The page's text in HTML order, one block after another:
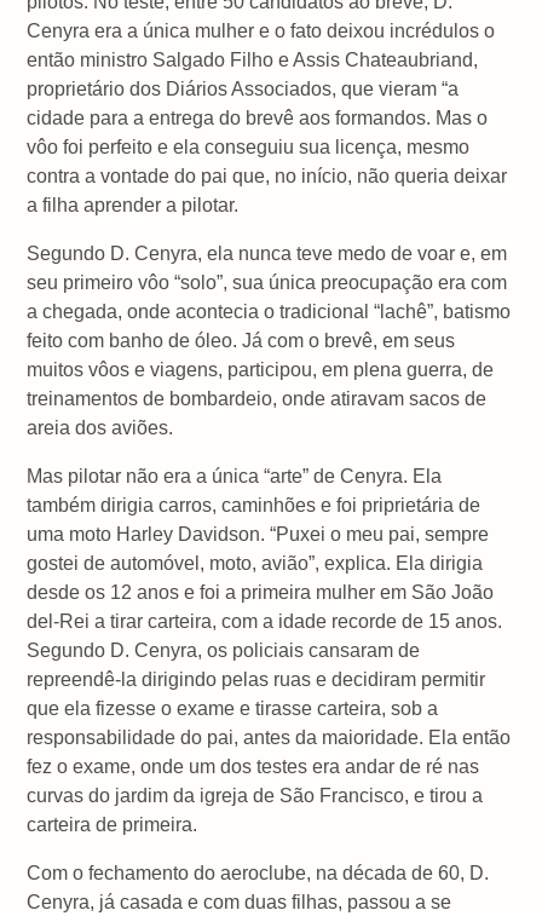
Cenyra era a única mulher e o fato deixou incrédulos o
então ministro Salgado Filho e Assis Chateaubriand,
proprietário dos Diários Associados, que vieram “a
cidade para a entrega do brevê aos formandos. Mas o
vôo foi perfeito e ela conseguiu sua licença, mesmo
contra a vontade do pai que, no início, não queria deixar
a filha aprender a pilotar.
Segundo D. Cenyra, ela nunca teve medo de voar e, em
seu primeiro vôo “solo”, sua única preocupação era com
a chegada, onde acontecia o tradicional “lachê”, batismo
feito com banho de óleo. Já com o brevê, em seus
muitos vôos e viagens, participou, em plena guerra, de
treinamentos de bombardeio, onde atiravam sacos de
areia dos aviões.
Mas pilotar não era a única “arte” de Cenyra. Ela
também dirigia carros, caminhões e foi priprietária de
uma moto Harley Davidson. “Puxei o meu pai, sempre
gostei de automóvel, moto, avião”, explica. Ela dirigia
desde os 12 anos e foi a primeira mulher em São João
del-Rei a tirar carteira, com a idade recorde de 15 anos.
Segundo D. Cenyra, os policiais cansaram de
repreendê-la dirigindo pelas ruas e decidiram permitir
que ela fizesse o exame e tirasse carteira, sob a
responsabilidade do pai, antes da maioridade. Ela então
fez o exame, onde um dos testes era andar de ré nas
curvas do jardim da igreja de São Francisco, e tirou a
carteira de primeira.
Com o fechamento do aeroclube, na década de 60, D.
Cenyra, já casada e com duas filhas, passou a se